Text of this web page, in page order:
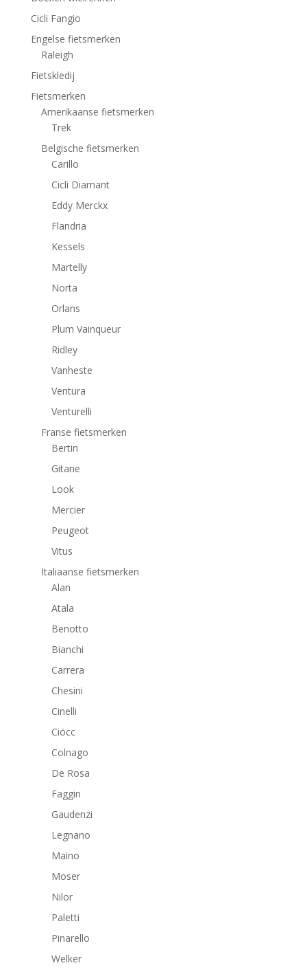
Cicli Fangio
Engelse fietsmerken
Raleigh
Fietskledij
Fietsmerken
Amerikaanse fietsmerken
Trek
Belgische fietsmerken
Carillo
Cicli Diamant
Eddy Merckx
Flandria
Kessels
Martelly
Norta
Orlans
Plum Vainqueur
Ridley
Vanheste
Ventura
Venturelli
Franse fietsmerken
Bertin
Gitane
Look
Mercier
Peugeot
Vitus
Italiaanse fietsmerken
Alan
Atala
Benotto
Bianchi
Carrera
Chesini
Cinelli
Ciöcc
Colnago
De Rosa
Faggin
Gaudenzi
Legnano
Maino
Moser
Nilor
Paletti
Pinarello
Welker